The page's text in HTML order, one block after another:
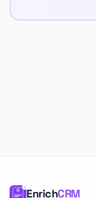
EnrichCRM